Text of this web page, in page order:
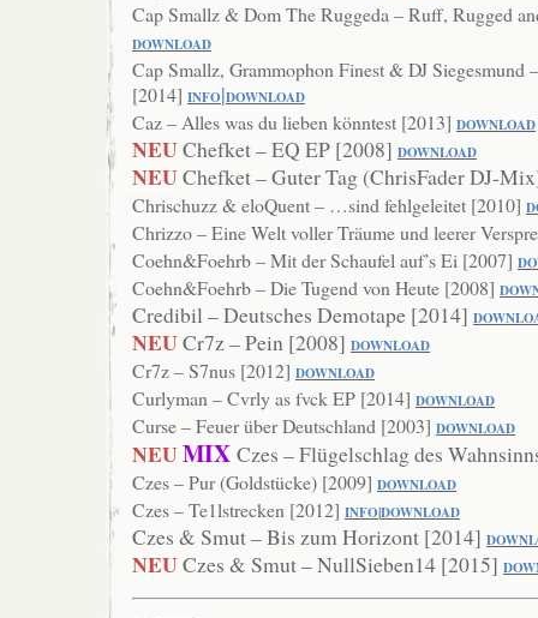
Cap Smallz & Dom The Ruggeda – Ruff, Rugged
DOWNLOAD
Cap Smallz, Grammophon Finest & DJ
[2014] INFO|DOWNLOAD
Caz – Alles was du lieben könntest [2013] DOWNLOAD
NEUChefket – EQ EP [2008] DOWNLOAD
NEUChefket – Guter Tag (ChrisFader DJ-
Chrischuzz & eloQuent – …sind fehlgeleitet [2010]
Chrizzo – Eine Welt voller Träume und leerer
Coehn&Foehrb – Mit der Schaufel auf’s Ei [2007]
Coehn&Foehrb – Die Tugend von Heute [2008]
Credibil – Deutsches Demotape [2014]
NEUCr7z – Pein [2008] DOWNLOAD
Cr7z – S7nus [2012] DOWNLOAD
Curlyman – Cvrly as fvck EP [2014] DOWNLOAD
Curse – Feuer über Deutschland [2003] DOWNLOAD
NEUMIX Czes – Flügelschlag des
Czes – Pur (Goldstücke) [2009] DOWNLOAD
Czes – Te1lstrecken [2012] INFO|DOWNLOAD
Czes & Smut – Bis zum Horizont [2014]
NEUCzes & Smut – NullSieben14 [2015]